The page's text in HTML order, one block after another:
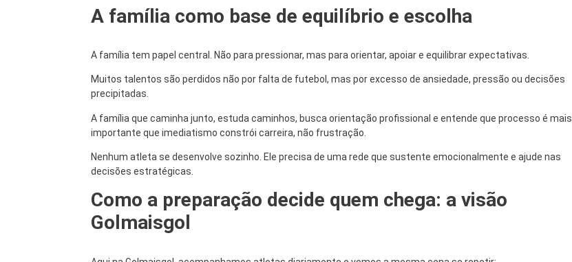
A família como base de equilíbrio e escolha
A família tem papel central. Não para pressionar, mas para orientar, apoiar e equilibrar expectativas.
Muitos talentos são perdidos não por falta de futebol, mas por excesso de ansiedade, pressão ou decisões
precipitadas.
A família que caminha junto, estuda caminhos, busca orientação profissional e entende que processo é mais
importante que imediatismo constrói carreira, não frustração.
Nenhum atleta se desenvolve sozinho. Ele precisa de uma rede que sustente emocionalmente e ajude nas
decisões estratégicas.
Como a preparação decide quem chega: a visão
Golmaisgol